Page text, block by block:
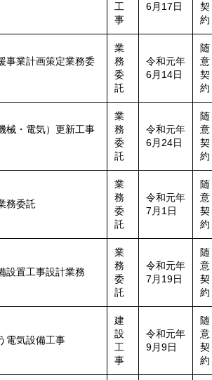
工
事
6月17日
契
約
事業計画策定業務委
業
務
委
託
令和元年
6月14日
随
意
契
約
械・電気）更新工事
業
務
委
託
令和元年
6月24日
随
意
契
約
務委託
業
務
委
託
令和元年
7月1日
随
意
契
約
設置工事設計業務
業
務
委
託
令和元年
7月19日
随
意
契
約
電気設備工事
建
設
工
事
令和元年
9月9日
随
意
契
約